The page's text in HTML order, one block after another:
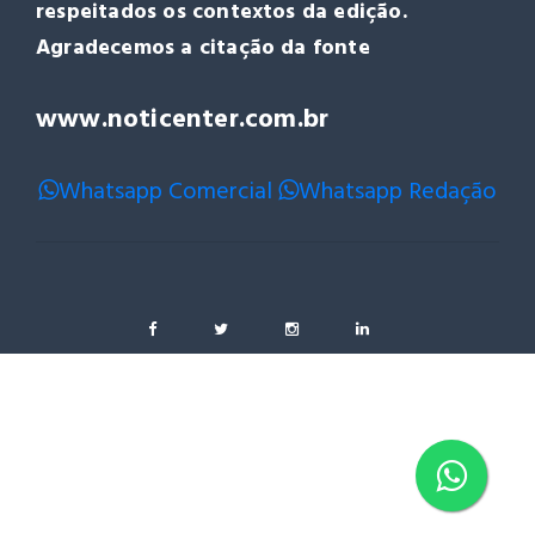
respeitados os contextos da edição.
Agradecemos a citação da fonte
www.noticenter.com.br
Whatsapp Comercial Whatsapp Redação